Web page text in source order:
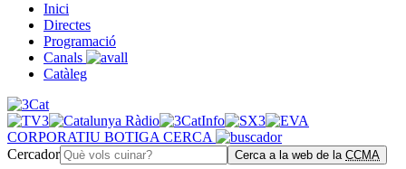
Inici
Directes
Programació
Canals
Catàleg
CORPORATIU BOTIGA CERCA
Cercador
Cerca a la web de la CCMA